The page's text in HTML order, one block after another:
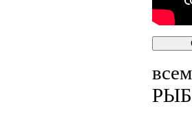
РЫБ